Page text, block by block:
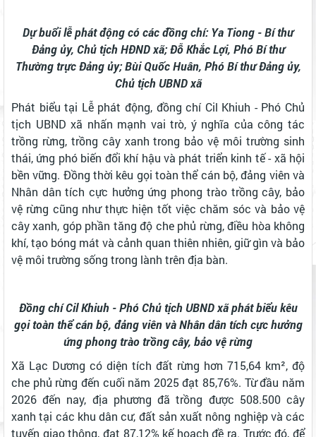
Dự buổi lễ phát động có các đồng chí: Ya Tiong - Bí thư
Đảng ủy, Chủ tịch HĐND xã; Đỗ Khắc Lợi, Phó Bí thư
Thường trực Đảng ủy; Bùi Quốc Huân, Phó Bí thư Đảng ủy,
Chủ tịch UBND xã
Phát biểu tại Lễ phát động, đồng chí Cil Khiuh - Phó Chủ
tịch UBND xã nhấn mạnh vai trò, ý nghĩa của công tác
trồng rừng, trồng cây xanh trong bảo vệ môi trường sinh
thái, ứng phó biến đổi khí hậu và phát triển kinh tế - xã hội
bền vững. Đồng thời kêu gọi toàn thể cán bộ, đảng viên và
Nhân dân tích cực hưởng ứng phong trào trồng cây, bảo
vệ rừng cũng như thực hiện tốt việc chăm sóc và bảo vệ
cây xanh, góp phần tăng độ che phủ rừng, điều hòa không
khí, tạo bóng mát và cảnh quan thiên nhiên, giữ gìn và bảo
vệ môi trường sống trong lành trên địa bàn.
Đồng chí Cil Khiuh - Phó Chủ tịch UBND xã phát biểu kêu
gọi toàn thể cán bộ, đảng viên và Nhân dân tích cực hưởng
ứng phong trào trồng cây, bảo vệ rừng
Xã Lạc Dương có diện tích đất rừng hơn 715,64 km², độ
che phủ rừng đến cuối năm 2025 đạt 85,76%. Từ đầu năm
2026 đến nay, địa phương đã trồng được 508.500 cây
xanh tại các khu dân cư, đất sản xuất nông nghiệp và các
tuyến giao thông, đạt 87,12% kế hoạch đề ra. Trước đó, để